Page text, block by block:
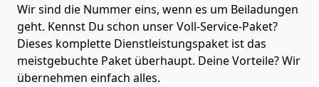
Wir sind die Nummer eins, wenn es um Beiladungen
geht. Kennst Du schon unser Voll-Service-Paket?
Dieses komplette Dienstleistungspaket ist das
meistgebuchte Paket überhaupt. Deine Vorteile? Wir
übernehmen einfach alles.